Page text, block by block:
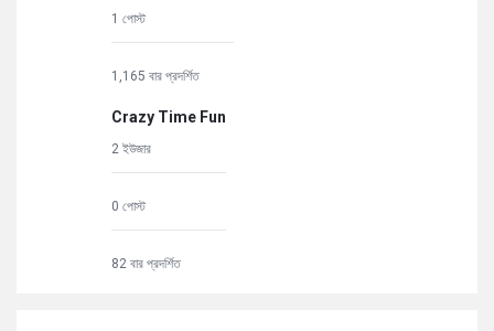
1 পোস্ট
1,165 বার প্রদর্শিত
Crazy Time Fun
2 ইউজার
0 পোস্ট
82 বার প্রদর্শিত